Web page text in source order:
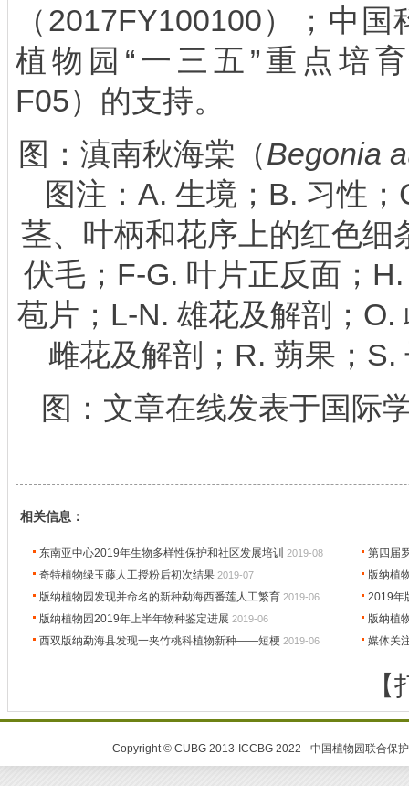
（ 2017FY100100）；中国
植物园“一三五”重点培
F05）的支持。
图：滇南秋海棠（Begonia
图注：A. 生境；B. 习性
茎、叶柄和花序上的红色细
伏毛；F-G. 叶片正反面；
苞片；L-N. 雄花及解剖；O.
雌花及解剖；R. 蒴果；S.
图：文章在线发表于国际
相关信息：
东南亚中心2019年生物多样性保护和社区发展培训 2019-08
第四届
奇特植物绿玉藤人工授粉后初次结果 2019-07
版纳植
版纳植物园发现并命名的新种勐海西番莲人工繁育 2019-06
2019年
版纳植物园2019年上半年物种鉴定进展 2019-06
版纳植
西双版纳勐海县发现一夹竹桃科植物新种——短梗 2019-06 媒体关
Copyright © CUBG 2013-ICCBG 2022 - 中国植物园联合保